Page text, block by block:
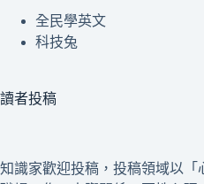
全民學英文
科技兔
讀者投稿
知識家歡迎投稿，投稿領域以「